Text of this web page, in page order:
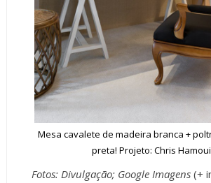
Mesa cavalete de madeira branca+
preta! Projeto: Chris Hamoui
Fotos: Divulgação; Google Imagens(+